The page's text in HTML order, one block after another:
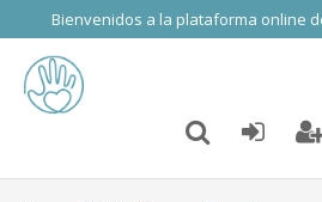
Bienvenidos a la plataforma online